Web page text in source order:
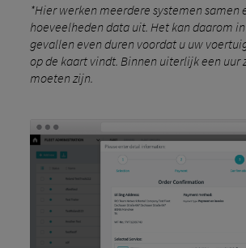
*Hier werken meerdere systemen samen
hoeveelheden data uit. Het kan daarom
gevallen even duren voordat u uw
op de kaart vindt. Binnen uiterlijk een uur
moeten zijn.